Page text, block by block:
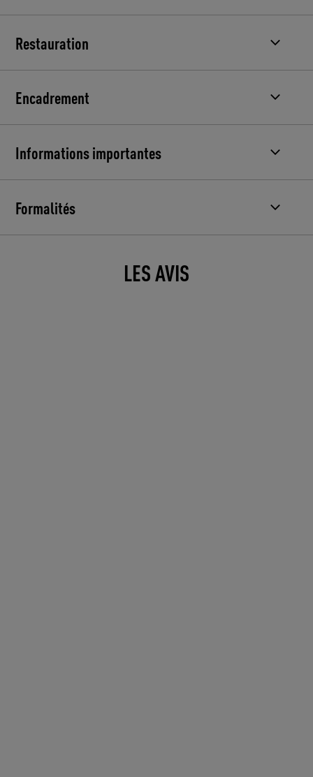
Restauration
Encadrement
Informations importantes
Formalités
LES AVIS